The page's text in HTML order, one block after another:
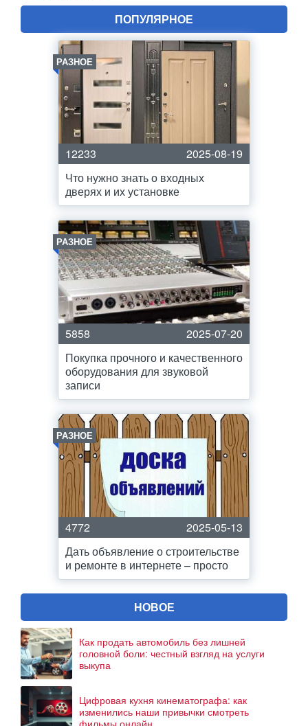
ПОПУЛЯРНОЕ
РАЗНОЕ
12233
2025-08-19
Что нужно знать о входных
дверях и их установке
РАЗНОЕ
5858
2025-07-20
Покупка прочного и качественного
оборудования для звуковой
записи
РАЗНОЕ
4772
2025-05-13
Дать объявление о строительстве
и ремонте в интернете – просто
НОВОЕ
Как продать автомобиль без лишней
головной боли: честный взгляд на услуги
выкупа
Цифровая кухня кинематографа: как
изменились наши привычки смотреть
фильмы онлайн